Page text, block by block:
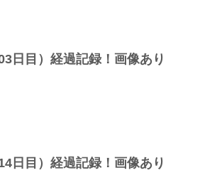
日目）経過記録！画像あり
日目）経過記録！画像あり